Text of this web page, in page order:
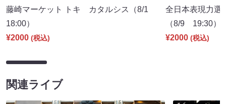
藤崎マーケット トキ カタルシス（8/1
18:00）
¥2000 (税込)
全日本表現力選
（8/9 19:30）
¥2000 (税込)
関連ライブ